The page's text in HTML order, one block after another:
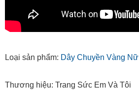
Loại sản phẩm: Dây Chuyền Vàng Nữ
Thương hiệu: Trang Sức Em Và Tôi